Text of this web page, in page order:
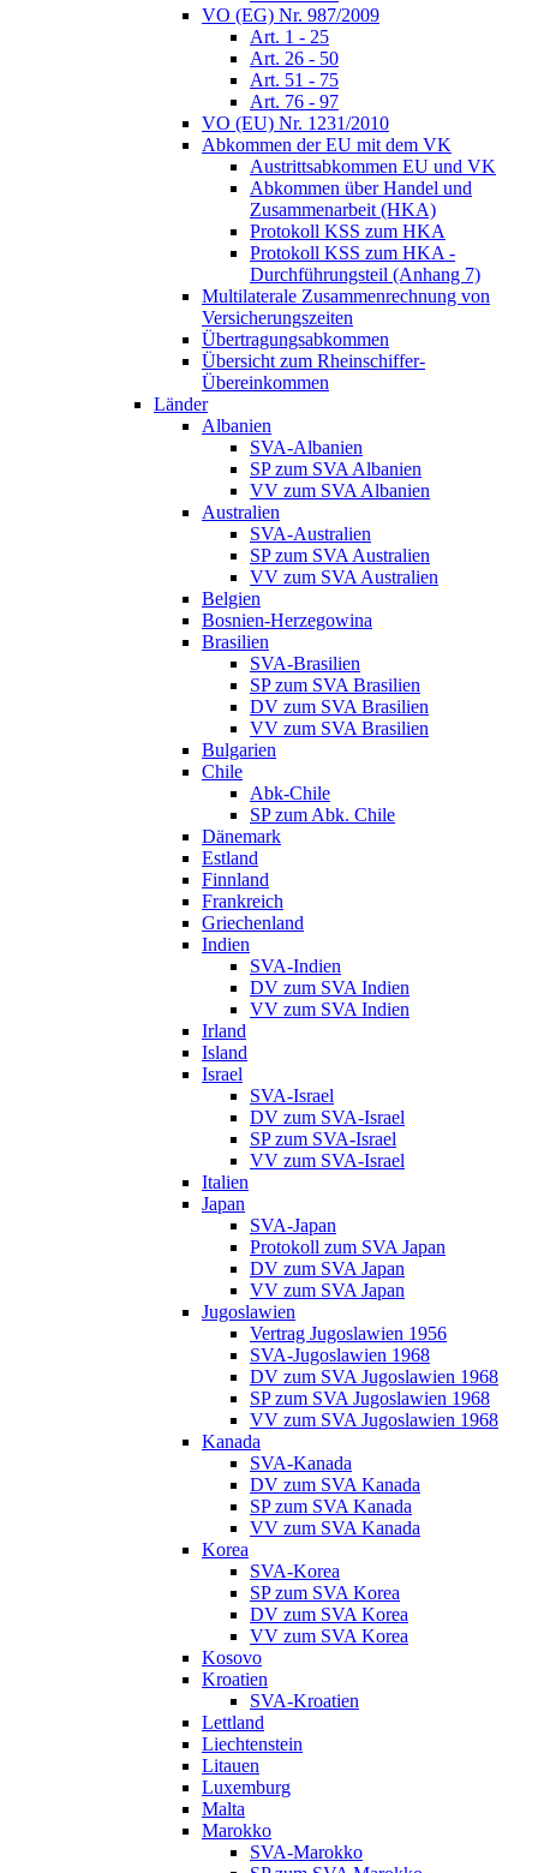
VO (EG) Nr. 987/2009
Art. 1 - 25
Art. 26 - 50
Art. 51 - 75
Art. 76 - 97
VO (EU) Nr. 1231/2010
Abkommen der EU mit dem VK
Austrittsabkommen EU und VK
Abkommen über Handel und
Zusammenarbeit (HKA)
Protokoll KSS zum HKA
Protokoll KSS zum HKA -
Durchführungsteil (Anhang 7)
Multilaterale Zusammenrechnung von
Versicherungszeiten
Übertragungsabkommen
Übersicht zum Rheinschiffer-
Übereinkommen
Länder
Albanien
SVA-Albanien
SP zum SVA Albanien
VV zum SVA Albanien
Australien
SVA-Australien
SP zum SVA Australien
VV zum SVA Australien
Belgien
Bosnien-Herzegowina
Brasilien
SVA-Brasilien
SP zum SVA Brasilien
DV zum SVA Brasilien
VV zum SVA Brasilien
Bulgarien
Chile
Abk-Chile
SP zum Abk. Chile
Dänemark
Estland
Finnland
Frankreich
Griechenland
Indien
SVA-Indien
DV zum SVA Indien
VV zum SVA Indien
Irland
Island
Israel
SVA-Israel
DV zum SVA-Israel
SP zum SVA-Israel
VV zum SVA-Israel
Italien
Japan
SVA-Japan
Protokoll zum SVA Japan
DV zum SVA Japan
VV zum SVA Japan
Jugoslawien
Vertrag Jugoslawien 1956
SVA-Jugoslawien 1968
DV zum SVA Jugoslawien 1968
SP zum SVA Jugoslawien 1968
VV zum SVA Jugoslawien 1968
Kanada
SVA-Kanada
DV zum SVA Kanada
SP zum SVA Kanada
VV zum SVA Kanada
Korea
SVA-Korea
SP zum SVA Korea
DV zum SVA Korea
VV zum SVA Korea
Kosovo
Kroatien
SVA-Kroatien
Lettland
Liechtenstein
Litauen
Luxemburg
Malta
Marokko
SVA-Marokko